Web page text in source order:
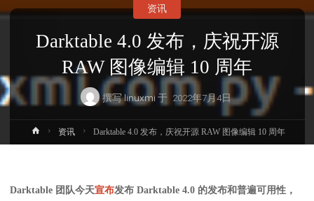
Darktable 4.0 发布，庆祝开源
RAW 图像编辑 10 周年
撰写linuxmi于 2022年7月4日
资讯
首
页
资讯 Darktable 4.0 发布，庆祝开源 RAW 图像编辑 10 周年
Darktable 团队今天宣布发布 Darktable 4.0 的发布和普遍可用性，